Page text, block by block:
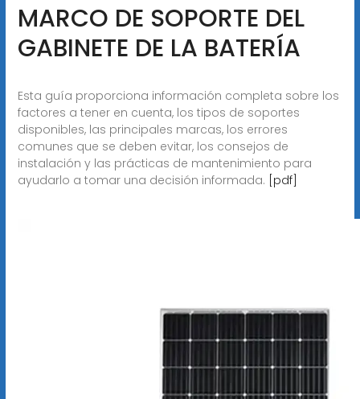
MARCO DE SOPORTE DEL
GABINETE DE LA BATERÍA
Esta guía proporciona información completa sobre los
factores a tener en cuenta, los tipos de soportes
disponibles, las principales marcas, los errores
comunes que se deben evitar, los consejos de
instalación y las prácticas de mantenimiento para
ayudarlo a tomar una decisión informada. [pdf]